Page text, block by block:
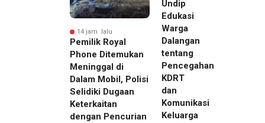
14 jam lalu
Pemilik Royal
Phone Ditemukan
Meninggal di
Dalam Mobil, Polisi
Selidiki Dugaan
Keterkaitan
dengan Pencurian
Undip
Edukasi
Warga
Dalangan
tentang
Pencegahan
KDRT
dan
Komunikasi
Keluarga